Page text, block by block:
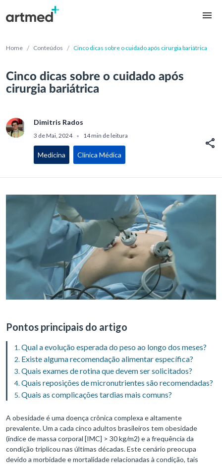
Home / Conteúdos / Cinco dicas sobre o cuidado após cirurgia bariátrica
Cinco dicas sobre o cuidado após
cirurgia bariátrica
Dimitris Rados
3 de Mai, 2024 • 14 min de leitura
Medicina Clínica Médica
Pontos principais do artigo
Qual a evolução esperada do peso ao longo dos meses?
Existe alguma recomendação alimentar específica?
Quais exames de rotina que devem ser solicitados?
Quais reposições de micronutrientes são recomendadas?
Quais as complicações tardias mais comuns?
A obesidade é uma doença crônica complexa e altamente
prevalente. Um a cada cinco adultos brasileiros tem obesidade
(índice de massa corporal [IMC] > 30 kg/m2) e a frequência da
condição triplicou nas últimas décadas. Este cenário preocupa
devido a morbidade e mortalidade relacionadas à condição, tais